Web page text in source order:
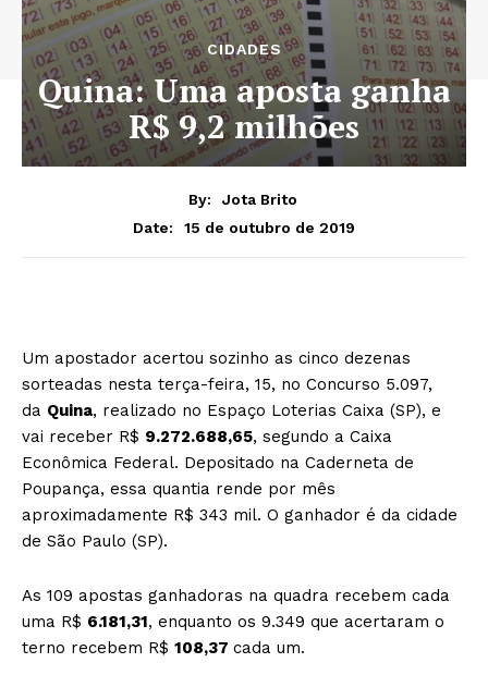
CIDADES
Quina: Uma aposta ganha
R$ 9,2 milhões
By:
Jota Brito
Date:
15 de outubro de 2019
Um apostador acertou sozinho as cinco dezenas
sorteadas nesta terça-feira, 15, no Concurso 5.097,
da Quina, realizado no Espaço Loterias Caixa (SP), e
vai receber R$ 9.272.688,65, segundo a Caixa
Econômica Federal. Depositado na Caderneta de
Poupança, essa quantia rende por mês
aproximadamente R$ 343 mil. O ganhador é da cidade
de São Paulo (SP).
As 109 apostas ganhadoras na quadra recebem cada
uma R$ 6.181,31, enquanto os 9.349 que acertaram o
terno recebem R$ 108,37 cada um.